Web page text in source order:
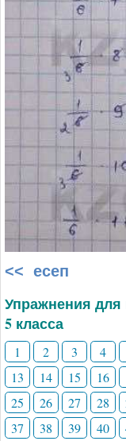
<< есеп
Упражнения для
5 класса
1 2 3 4
13
14 15 16
25
26 27 28
37
38 39 40